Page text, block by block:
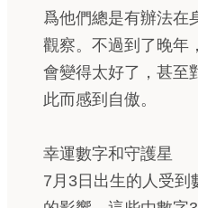
爲他們總是有辦法在
觀察。不過到了晚年
會變得太好了，甚至
此而感到自傲。
幸運數字和守護星
7月3日出生的人受到